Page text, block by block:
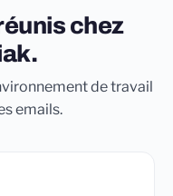
chez
de travail
emails.